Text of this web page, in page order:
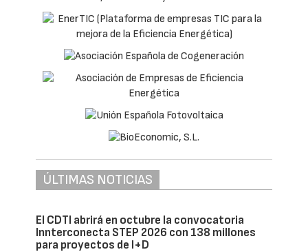
ÚLTIMAS NOTICIAS
El CDTI abrirá en octubre la convocatoria
Innterconecta STEP 2026 con 138 millones
para proyectos de I+D